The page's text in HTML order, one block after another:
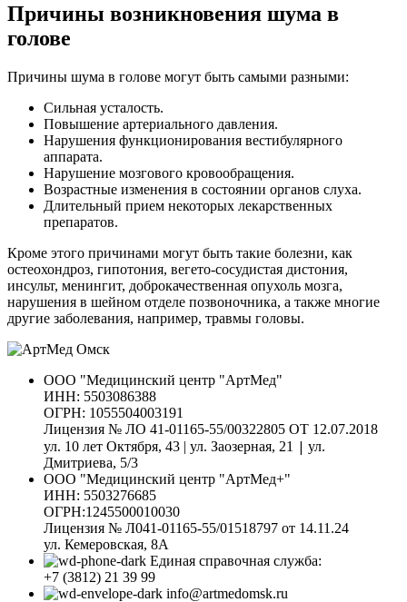
Причины возникновения шума в
голове
Причины шума в голове могут быть самыми разными:
Сильная усталость.
Повышение артериального давления.
Нарушения функционирования вестибулярного
аппарата.
Нарушение мозгового кровообращения.
Возрастные изменения в состоянии органов слуха.
Длительный прием некоторых лекарственных
препаратов.
Кроме этого причинами могут быть такие болезни, как
остеохондроз, гипотония, вегето-сосудистая дистония,
инсульт, менингит, доброкачественная опухоль мозга,
нарушения в шейном отделе позвоночника, а также многие
другие заболевания, например, травмы головы.
ООО "Медицинский центр "АртМед"
ИНН: 5503086388
ОГРН: 1055504003191
Лицензия № ЛО 41-01165-55/00322805 ОТ 12.07.2018
ул. 10 лет Октября, 43 | ул. Заозерная, 21 | ул.
Дмитриева, 5/3
ООО "Медицинский центр "АртМед+"
ИНН: 5503276685
ОГРН:1245500010030
Лицензия № Л041-01165-55/01518797 от 14.11.24
ул. Кемеровская, 8А
Единая справочная служба:
+7 (3812) 21 39 99
info@artmedomsk.ru